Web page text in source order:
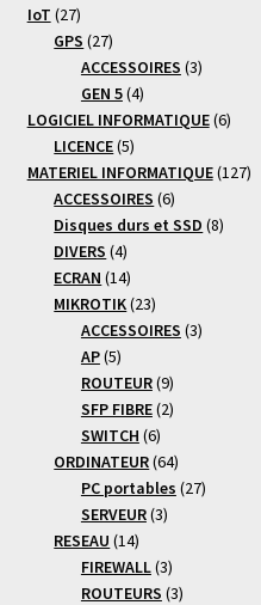
IoT 2727
produits
GPS 2727
produits
ACCESSOIRES 33
GEN 5 44
produits
LOGICIEL INFORMATIQUE 66
LICENCE 55
produits
MATERIEL INFORMATIQUE 127127
ACCESSOIRES 66
produits
Disques durs et SSD 88
DIVERS 44
produits
ECRAN 1414
produits
MIKROTIK 2323
produits
ACCESSOIRES 33
AP 55
produits
ROUTEUR 99
produits
SFP FIBRE 22
SWITCH 66
produits
ORDINATEUR 6464
produits
PC portables 2727
SERVEUR 33
RESEAU 1414
produits
FIREWALL 33
produits
ROUTEURS 33